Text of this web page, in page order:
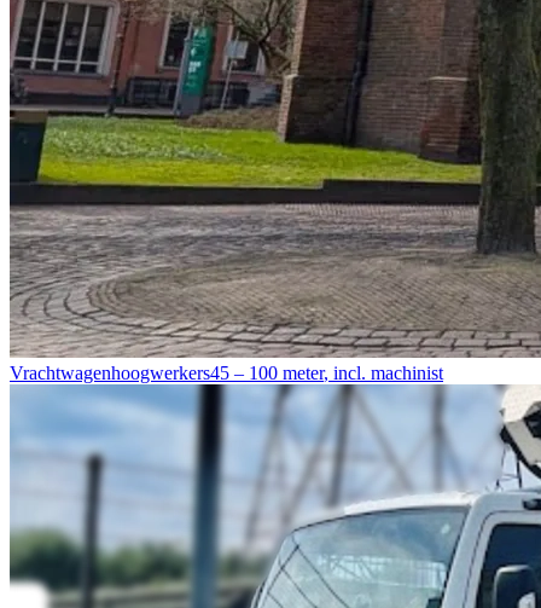
Vrachtwagenhoogwerkers45 – 100 meter, incl. machinist